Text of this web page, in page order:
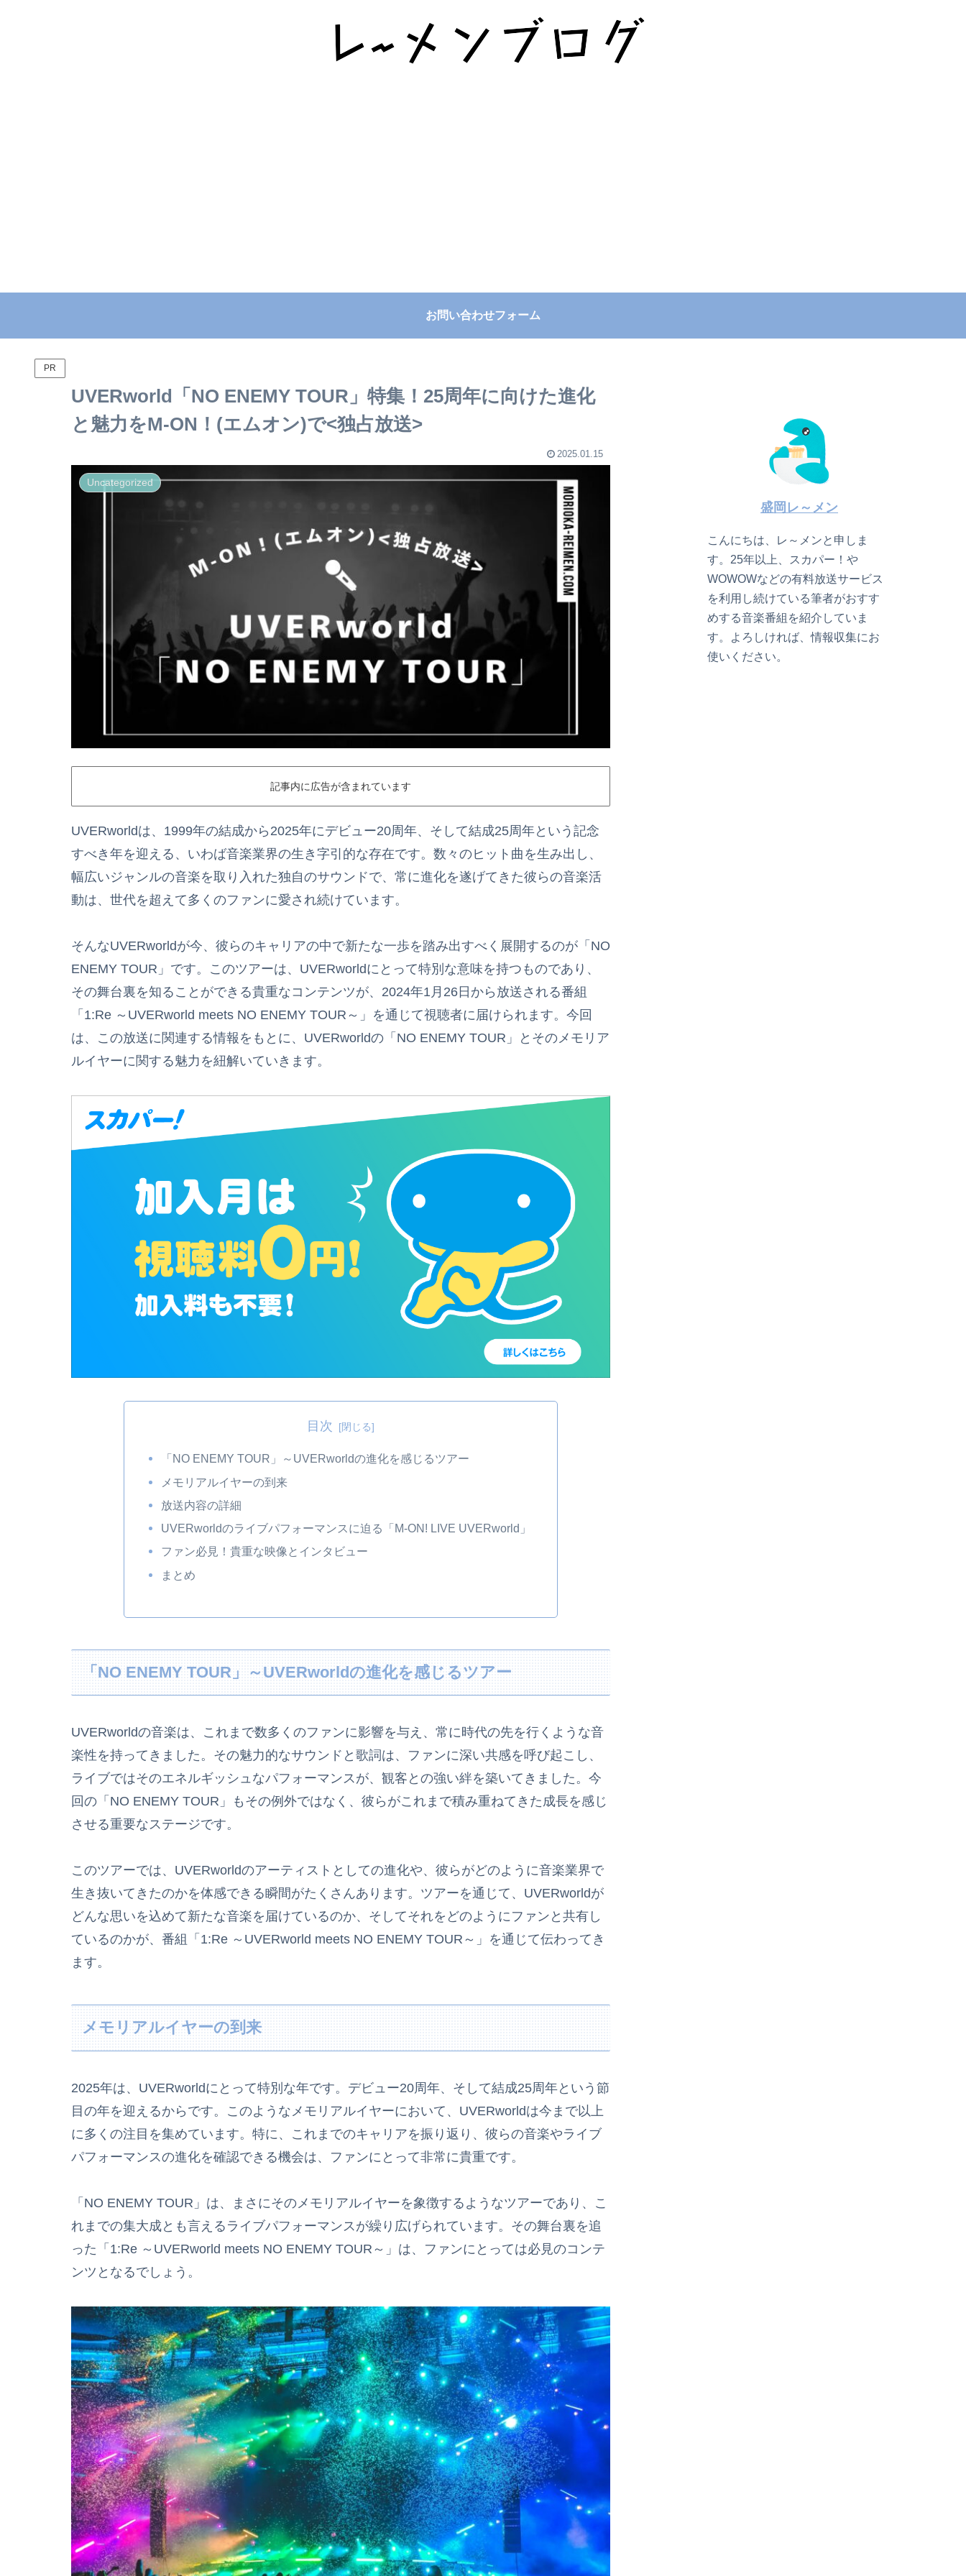
お問い合わせフォーム
PR
UVERworld「NO ENEMY TOUR」特集！25周年に向けた進化
と魅力をM-ON！(エムオン)で<独占放送>
2025.01.15
Uncategorized
記事内に広告が含まれています
UVERworldは、1999年の結成から2025年にデビュー20周年、そして結成25周年という記念
すべき年を迎える、いわば音楽業界の生き字引的な存在です。数々のヒット曲を生み出し、
幅広いジャンルの音楽を取り入れた独自のサウンドで、常に進化を遂げてきた彼らの音楽活
動は、世代を超えて多くのファンに愛され続けています。
そんなUVERworldが今、彼らのキャリアの中で新たな一歩を踏み出すべく展開するのが「NO
ENEMY TOUR」です。このツアーは、UVERworldにとって特別な意味を持つものであり、
その舞台裏を知ることができる貴重なコンテンツが、2024年1月26日から放送される番組
「1:Re ～UVERworld meets NO ENEMY TOUR～」を通じて視聴者に届けられます。今回
は、この放送に関連する情報をもとに、UVERworldの「NO ENEMY TOUR」とそのメモリア
ルイヤーに関する魅力を紐解いていきます。
目次
「NO ENEMY TOUR」～UVERworldの進化を感じるツアー
メモリアルイヤーの到来
放送内容の詳細
UVERworldのライブパフォーマンスに迫る「M-ON! LIVE UVERworld」
ファン必見！貴重な映像とインタビュー
まとめ
「NO ENEMY TOUR」～UVERworldの進化を感じるツアー
UVERworldの音楽は、これまで数多くのファンに影響を与え、常に時代の先を行くような音
楽性を持ってきました。その魅力的なサウンドと歌詞は、ファンに深い共感を呼び起こし、
ライブではそのエネルギッシュなパフォーマンスが、観客との強い絆を築いてきました。今
回の「NO ENEMY TOUR」もその例外ではなく、彼らがこれまで積み重ねてきた成長を感じ
させる重要なステージです。
このツアーでは、UVERworldのアーティストとしての進化や、彼らがどのように音楽業界で
生き抜いてきたのかを体感できる瞬間がたくさんあります。ツアーを通じて、UVERworldが
どんな思いを込めて新たな音楽を届けているのか、そしてそれをどのようにファンと共有し
ているのかが、番組「1:Re ～UVERworld meets NO ENEMY TOUR～」を通じて伝わってき
ます。
メモリアルイヤーの到来
2025年は、UVERworldにとって特別な年です。デビュー20周年、そして結成25周年という節
目の年を迎えるからです。このようなメモリアルイヤーにおいて、UVERworldは今まで以上
に多くの注目を集めています。特に、これまでのキャリアを振り返り、彼らの音楽やライブ
パフォーマンスの進化を確認できる機会は、ファンにとって非常に貴重です。
「NO ENEMY TOUR」は、まさにそのメモリアルイヤーを象徴するようなツアーであり、こ
れまでの集大成とも言えるライブパフォーマンスが繰り広げられています。その舞台裏を追
った「1:Re ～UVERworld meets NO ENEMY TOUR～」は、ファンにとっては必見のコンテ
ンツとなるでしょう。
盛岡レ～メン
こんにちは、レ～メンと申しま
す。25年以上、スカパー！や
WOWOWなどの有料放送サービス
を利用し続けている筆者がおすす
めする音楽番組を紹介していま
す。よろしければ、情報収集にお
使いください。